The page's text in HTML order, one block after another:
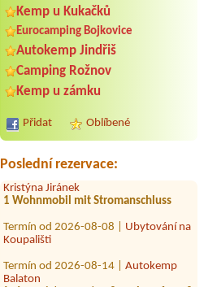
Kemp u Kukačků
Eurocamping Bojkovice
Autokemp Jindřiš
Camping Rožnov
Kemp u zámku
Přidat Oblíbené
Poslední rezervace:
Termín od 2026-07-31 |
Podhoří
Termín od 2026-08-07 |
1 pokoj
Kristýna Jiránek
Termín od 2026-08-08 |Ubytování na
Termín od 2026-08-14 |
Jedno misto pro stan 2 osoby a 6 psu2